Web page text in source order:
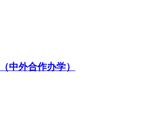
中外合作办学）